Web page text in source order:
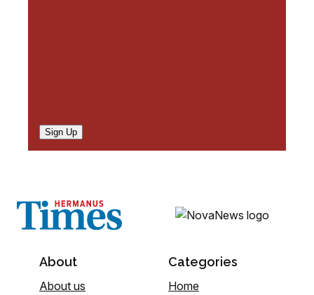
Sign Up
About
About us
Categories
Home